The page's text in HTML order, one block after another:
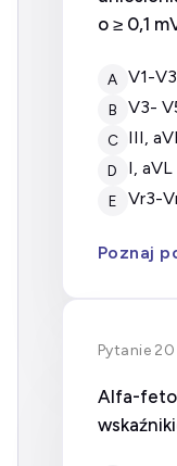
o ≥ 0,1
A V1-V3
B V3-
C III,
D I, aVL
E Vr3-
Poznaj
Pytanie 20
Alfa-